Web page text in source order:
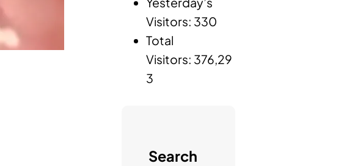
Visitors: 330
Total
Visitors: 376,29
3
Search